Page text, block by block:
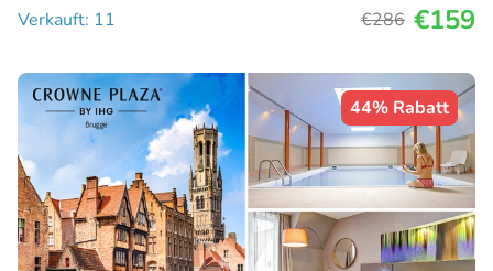
Verkauft: 11
€286 €159
44% Rabatt